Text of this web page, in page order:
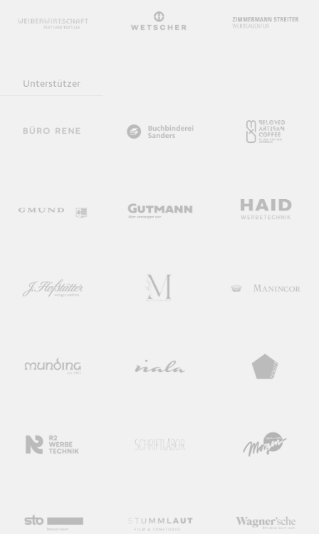
Unterstützer